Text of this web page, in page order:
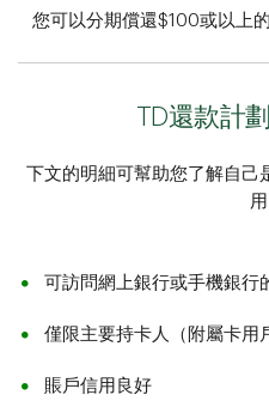
您可以分期償還$100或以上
TD還款計
下文的明細可幫助您了解自
用
可訪問網上銀行或手機銀行
僅限主要持卡人（附屬卡用
賬戶信用良好